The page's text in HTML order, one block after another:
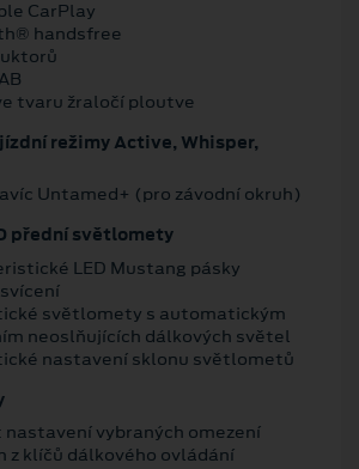
CarPlay
handsfree
tvaru žraločí ploutve
režimy Active, Whisper,
Untamed+ (pro závodní okruh)
přední světlomety
LED Mustang pásky
světlomety s automatickým
neoslňujících dálkových světel
nastavení sklonu světlometů
nastavení vybraných omezení
z klíčů dálkového ovládání